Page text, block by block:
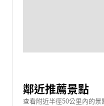
鄰近推薦景點
查看附近半徑50公里內的景